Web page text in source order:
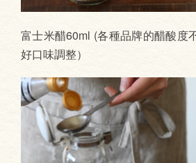
富士米醋60ml (各種品牌的醋酸度
好口味調整）